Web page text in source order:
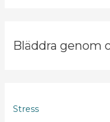
Bläddra genom
Stress